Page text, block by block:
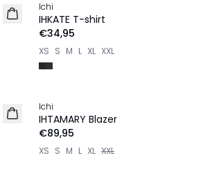
NEU
Ichi
IHKATE T-shirt
€34,95
XS S M L XL XXL
NEU
Ichi
IHTAMARY Blazer
€89,95
XS S M L XL XXL